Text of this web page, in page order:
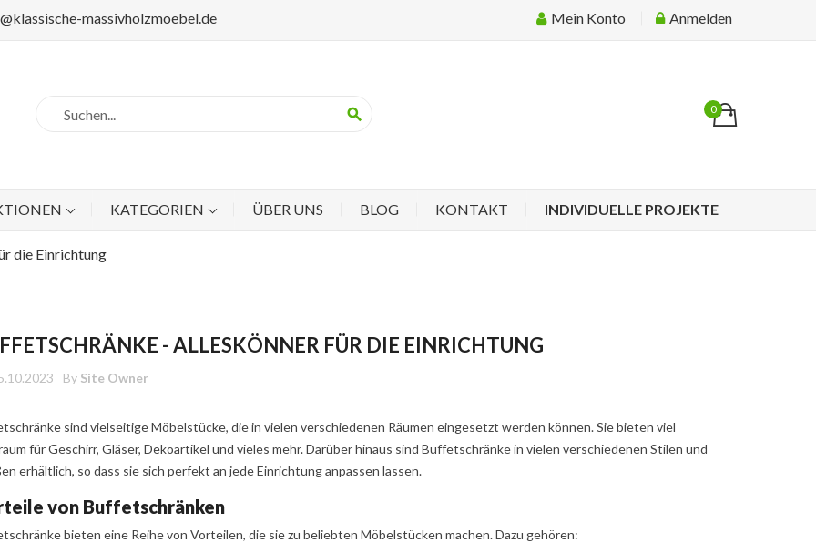
massivholzmoebel.de Mein Konto Anmelden
0
search
KATEGORIEN ÜBER UNS BLOG KONTAKT INDIVIDUELLE PROJEKTE
die Einrichtung
- ALLESKÖNNER FÜR DIE EINRICHTUNG
By Site Owner
sind vielseitige Möbelstücke, die in vielen verschiedenen Räumen eingesetzt werden können. Sie bieten viel
für Geschirr, Gläser, Dekoartikel und vieles mehr. Darüber hinaus sind Buffetschränke in vielen verschiedenen Stilen und
erhältlich, so dass sie sich perfekt an jede Einrichtung anpassen lassen.
von Buffetschränken
bieten eine Reihe von Vorteilen, die sie zu beliebten Möbelstücken machen. Dazu gehören: